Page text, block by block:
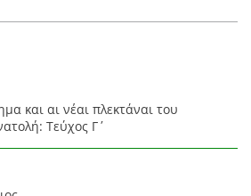
και αι νέαι πλεκτάναι του
Τεύχος Γ΄